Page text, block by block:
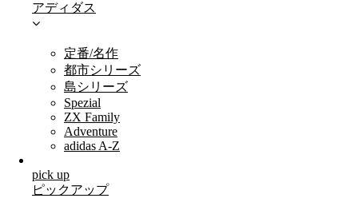
アディダス
定番/名作
都市シリーズ
島シリーズ
Spezial
ZX Family
Adventure
adidas A-Z
pick up
ピックアップ